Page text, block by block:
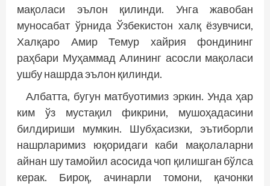
мақоласи эълон қилинди. Унга жавобан
муносабат ўрнида Ўзбекистон халқ ёзувчиси,
Халқаро Амир Темур хайрия фондининг
раҳбари Муҳаммад Алининг асосли мақоласи
ушбу нашрда эълон қилинди.
Албатта, бугун матбуотимиз эркин. Унда ҳар
ким ўз мустақил фикрини, мушоҳадасини
билдириши мумкин. Шубҳасизки, эътиборли
нашрларимиз юқоридаги каби мақолаларни
айнан шу тамойил асосида чоп қилишган бўлса
керак. Бироқ, ачинарли томони, қачонки